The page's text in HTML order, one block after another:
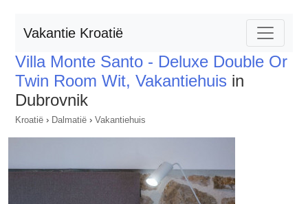
Vakantie Kroatië
Villa Monte Santo - Deluxe Double Or
Twin Room Wit, Vakantiehuis in
Dubrovnik
Kroatië › Dalmatië › Vakantiehuis